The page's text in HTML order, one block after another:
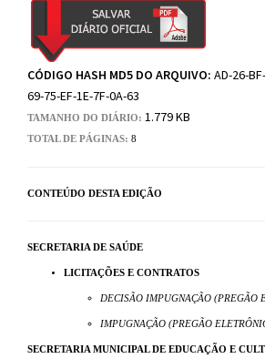
CÓDIGO HASH MD5 DO ARQUIVO: AD-26-
69-75-EF-1E-7F-0A-63
TAMANHO DO DIÁRIO: 1.779 KB
TOTAL DE PÁGINAS: 8
CONTEÚDO DESTA EDIÇÃO
SECRETARIA DE SAÚDE
LICITAÇÕES E CONTRATOS
DECISÃO IMPUGNAÇÃO (PREGÃO
IMPUGNAÇÃO (PREGÃO
SECRETARIA MUNICIPAL DE EDUCAÇÃO E